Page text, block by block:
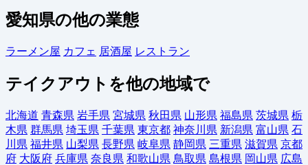
愛知県の他の業態
ラーメン屋 カフェ 居酒屋 レストラン
テイクアウトを他の地域で
北海道 青森県 岩手県 宮城県 秋田県 山形県 福島県 茨城県 栃
木県 群馬県 埼玉県 千葉県 東京都 神奈川県 新潟県 富山県 石
川県 福井県 山梨県 長野県 岐阜県 静岡県 三重県 滋賀県 京都
府 大阪府 兵庫県 奈良県 和歌山県 鳥取県 島根県 岡山県 広島